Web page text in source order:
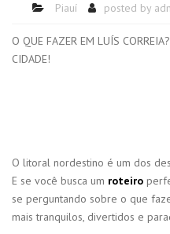
Piauí posted by
O QUE FAZER EM LUÍS
CIDADE!
O litoral nordestino é um dos
E se você busca um roteiro
se perguntando sobre o que
mais tranquilos, divertidos e